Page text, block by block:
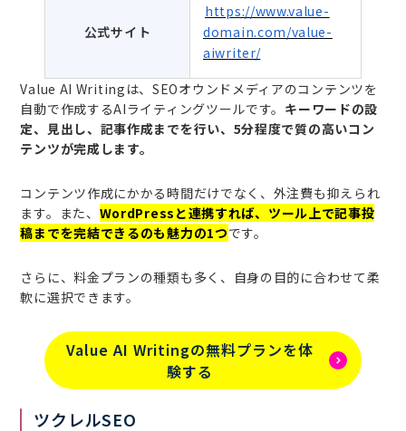
公式サイト
https://www.value-
domain.com/value-
aiwriter/
Value AI Writingは、SEOオウンドメディアのコンテンツを
自動で作成するAIライティングツールです。 キーワードの設
定、見出し、記事作成までを行い、5分程度で質の高いコン
テンツが完成します。
コンテンツ作成にかかる時間だけでなく、外注費も抑えられ
ます。また、 WordPressと連携すれば、ツール上で記事投
稿までを完結できるのも魅力の1つです。
さらに、料金プランの種類も多く、自身の目的に合わせて柔
軟に選択できます。
Value AI Writingの無料プランを体
験する
ツクレルSEO